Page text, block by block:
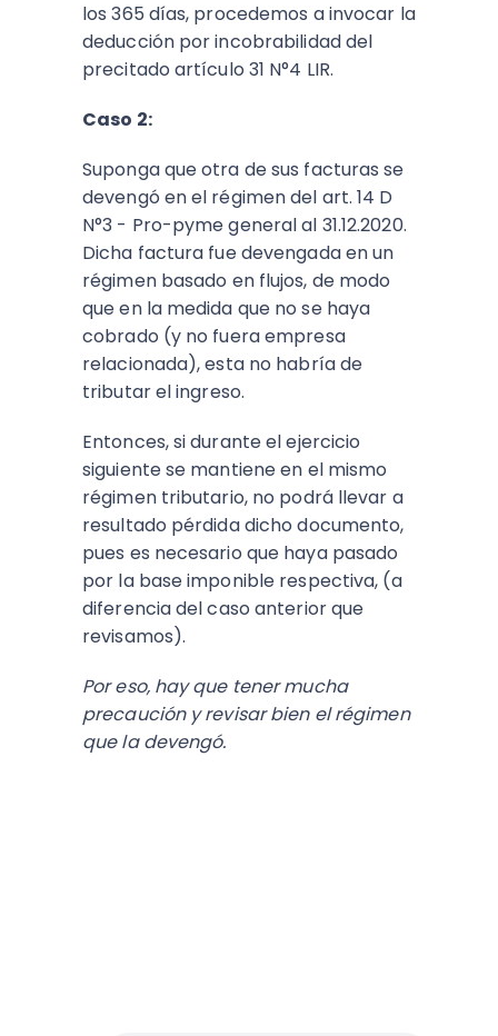
los 365 días, procedemos a invocar la
deducción por incobrabilidad del
precitado artículo 31 N°4 LIR.
Caso 2:
Suponga que otra de sus facturas se
devengó en el régimen del art. 14 D
N°3 - Pro-pyme general al 31.12.2020.
Dicha factura fue devengada en un
régimen basado en flujos, de modo
que en la medida que no se haya
cobrado (y no fuera empresa
relacionada), esta no habría de
tributar el ingreso.
Entonces, si durante el ejercicio
siguiente se mantiene en el mismo
régimen tributario, no podrá llevar a
resultado pérdida dicho documento,
pues es necesario que haya pasado
por la base imponible respectiva, (a
diferencia del caso anterior que
revisamos).
Por eso, hay que tener mucha
precaución y revisar bien el régimen
que la devengó.